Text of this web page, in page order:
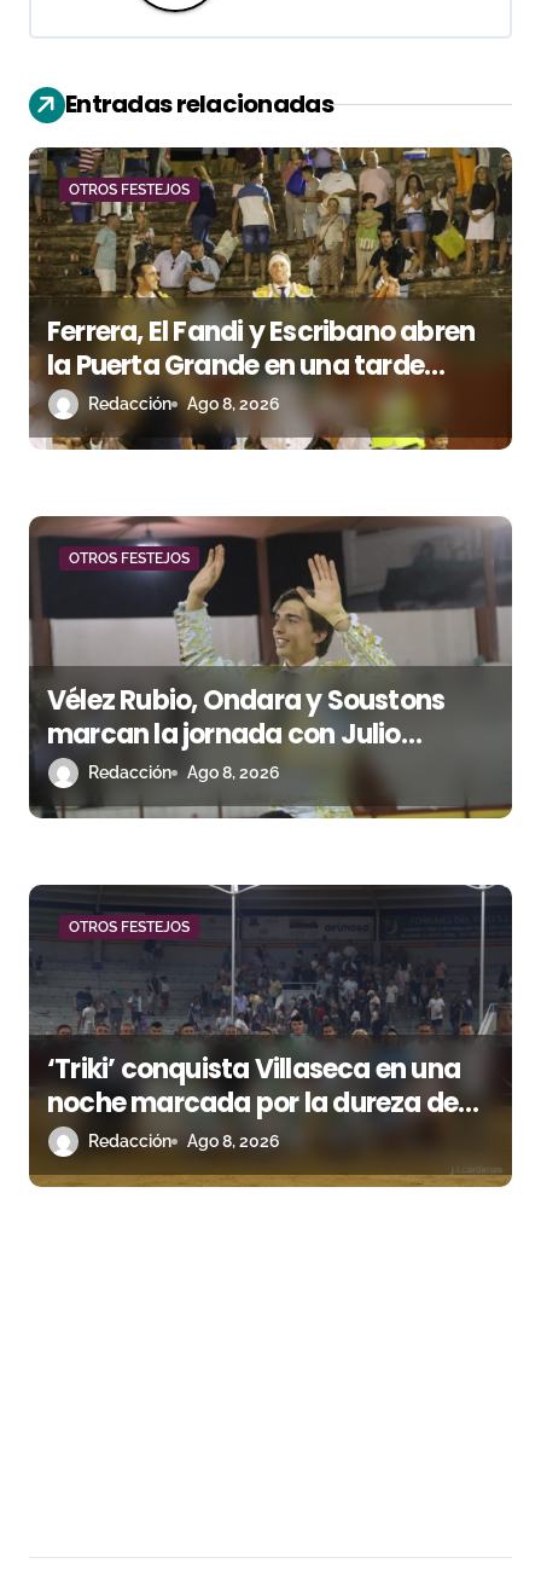
i
ó
n
d
e
e
n
t
r
d
s
Entradas relacionadas
OTROS FESTEJOS
Ferrera, El Fandi y Escribano abren
la Puerta Grande en una tarde
triunfal en Azuaga
Redacción Ago 8, 2026
OTROS FESTEJOS
Vélez Rubio, Ondara y Soustons
marcan la jornada con Julio
Romero, Andy Cartagena y Hugo
Tarbelli
Redacción Ago 8, 2026
OTROS FESTEJOS
‘Triki’ conquista Villaseca en una
noche marcada por la dureza de
Monteviejo
Redacción Ago 8, 2026